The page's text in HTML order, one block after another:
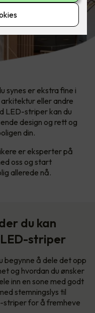
synes er ekstra fine i
eller andre
LED-striper kan du
design og rett og
din.
er eksperter på
oss og start
allerede nå.
du kan
striper
begynne å dele det opp
og hvordan du ønsker
inn en sone med godt
stemningslys til
striper for å fremheve